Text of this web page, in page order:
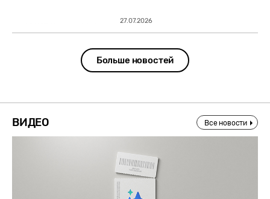
27.07.2026
Больше новостей
ВИДЕО Все новости